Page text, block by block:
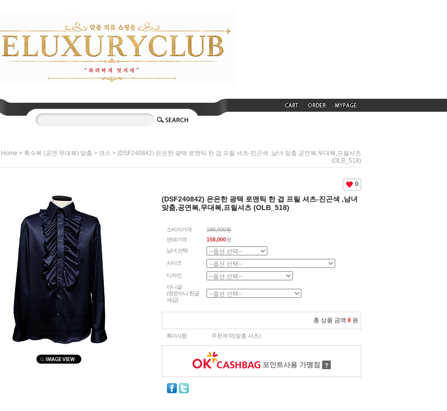
Home > 특수복 (공연 무대복) 맞춤 > 댄스 > (DSF240842) 은은한 광택 로맨틱 한 겹 프릴 셔츠-진곤색 ,남녀 맞춤,공연복,무대복,프릴셔츠
(OLB_518)
마우스를 올려보세요
0
(DSF240842) 은은한 광택 로맨틱 한 겹 프릴 셔츠-진곤색 ,남녀
맞춤,공연복,무대복,프릴셔츠 (OLB_518)
소비자가격
198,000원
판매가격
158,000원
남녀 선택
사이즈
디자인
이니셜
(영문이나 한글
새김)
총 상품 금액 0 원
특이사항 주문제작(맞춤 셔츠)
포인트사용 가맹점 ?